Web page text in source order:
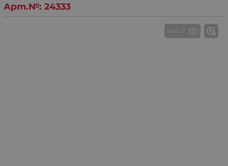
Арт.№: 24333
1 от 2